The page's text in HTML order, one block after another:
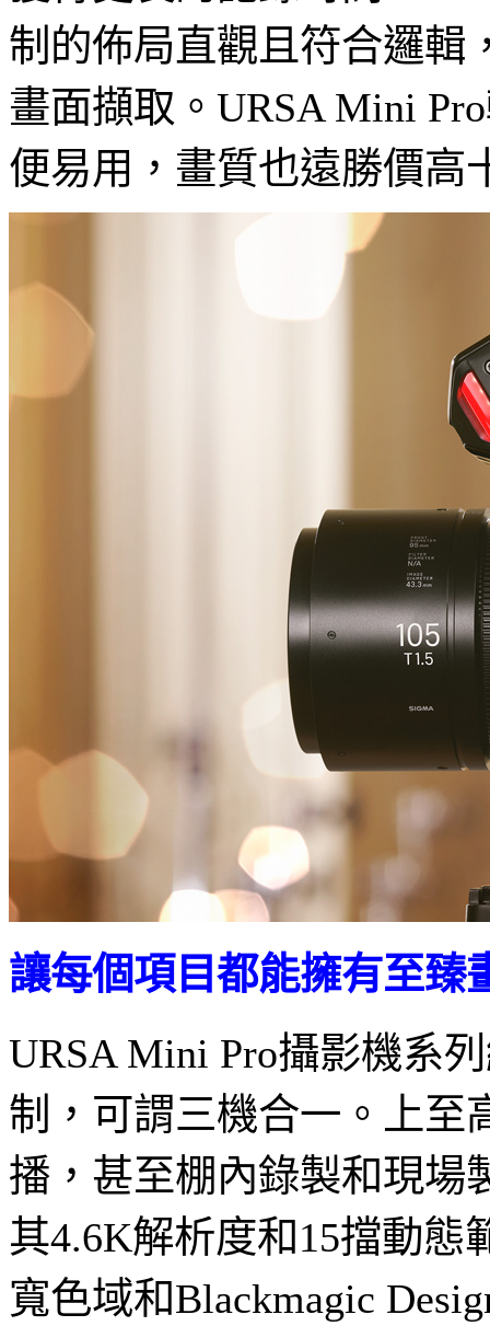
制的佈局直觀且符合邏輯
畫面擷取。URSA Mini
便易用，畫質也遠勝價高
讓每個項目都能擁有至臻
URSA Mini Pro攝影機系
制，可謂三機合一。上至
播，甚至棚內錄製和現場
其4.6K解析度和15擋動
寬色域和Blackmagic